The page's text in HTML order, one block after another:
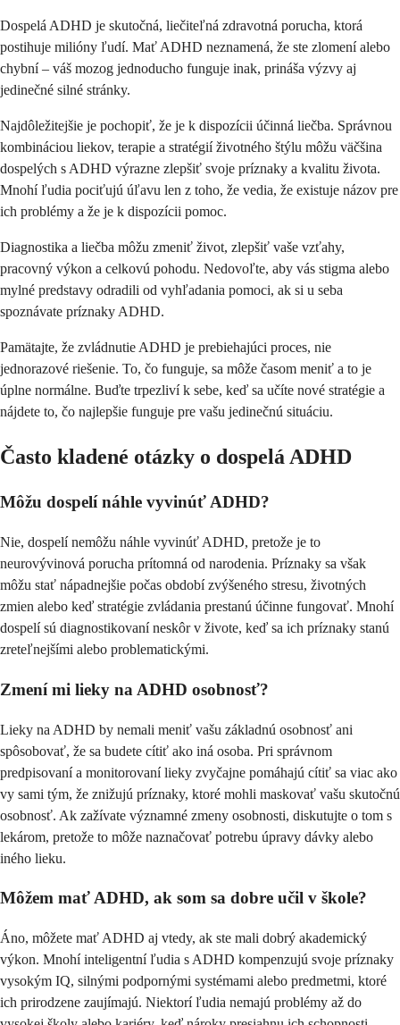
Dospelá ADHD je skutočná, liečiteľná zdravotná porucha, ktorá
postihuje milióny ľudí. Mať ADHD neznamená, že ste zlomení alebo
chybní – váš mozog jednoducho funguje inak, prináša výzvy aj
jedinečné silné stránky.
Najdôležitejšie je pochopiť, že je k dispozícii účinná liečba. Správnou
kombináciou liekov, terapie a stratégií životného štýlu môžu väčšina
dospelých s ADHD výrazne zlepšiť svoje príznaky a kvalitu života.
Mnohí ľudia pociťujú úľavu len z toho, že vedia, že existuje názov pre
ich problémy a že je k dispozícii pomoc.
Diagnostika a liečba môžu zmeniť život, zlepšiť vaše vzťahy,
pracovný výkon a celkovú pohodu. Nedovoľte, aby vás stigma alebo
mylné predstavy odradili od vyhľadania pomoci, ak si u seba
spoznávate príznaky ADHD.
Pamätajte, že zvládnutie ADHD je prebiehajúci proces, nie
jednorazové riešenie. To, čo funguje, sa môže časom meniť a to je
úplne normálne. Buďte trpezliví k sebe, keď sa učíte nové stratégie a
nájdete to, čo najlepšie funguje pre vašu jedinečnú situáciu.
Často kladené otázky o dospelá ADHD
Môžu dospelí náhle vyvinúť ADHD?
Nie, dospelí nemôžu náhle vyvinúť ADHD, pretože je to
neurovývinová porucha prítomná od narodenia. Príznaky sa však
môžu stať nápadnejšie počas období zvýšeného stresu, životných
zmien alebo keď stratégie zvládania prestanú účinne fungovať. Mnohí
dospelí sú diagnostikovaní neskôr v živote, keď sa ich príznaky stanú
zreteľnejšími alebo problematickými.
Zmení mi lieky na ADHD osobnosť?
Lieky na ADHD by nemali meniť vašu základnú osobnosť ani
spôsobovať, že sa budete cítiť ako iná osoba. Pri správnom
predpisovaní a monitorovaní lieky zvyčajne pomáhajú cítiť sa viac ako
vy sami tým, že znižujú príznaky, ktoré mohli maskovať vašu skutočnú
osobnosť. Ak zažívate významné zmeny osobnosti, diskutujte o tom s
lekárom, pretože to môže naznačovať potrebu úpravy dávky alebo
iného lieku.
Môžem mať ADHD, ak som sa dobre učil v škole?
Áno, môžete mať ADHD aj vtedy, ak ste mali dobrý akademický
výkon. Mnohí inteligentní ľudia s ADHD kompenzujú svoje príznaky
vysokým IQ, silnými podpornými systémami alebo predmetmi, ktoré
ich prirodzene zaujímajú. Niektorí ľudia nemajú problémy až do